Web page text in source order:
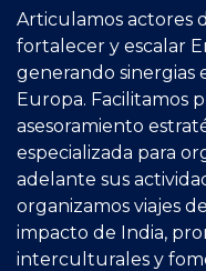
Articulamos actores
fortalecer y escalar
generando sinergias
Europa. Facilitamos
asesoramiento
especializada para
adelante sus
organizamos viajes
impacto de India,
interculturales y